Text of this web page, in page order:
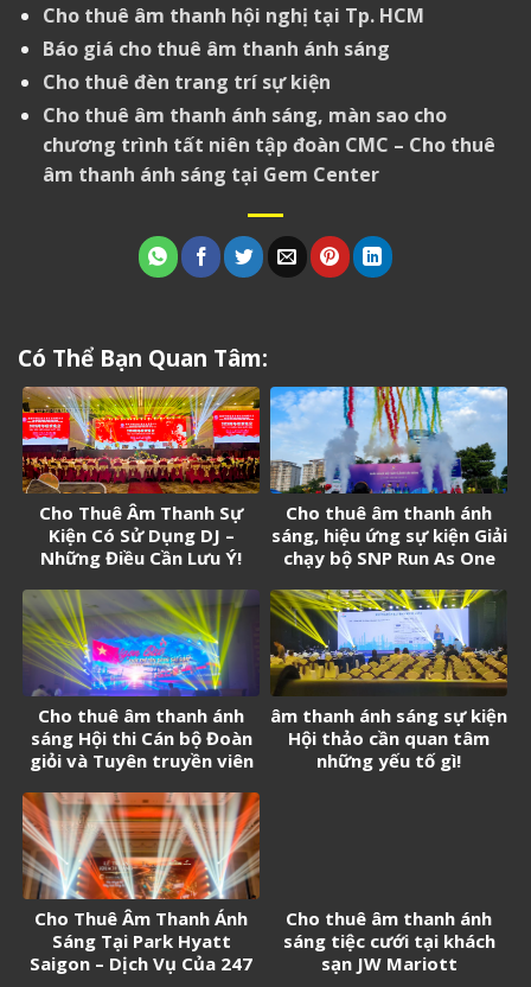
Cho thuê âm thanh hội nghị tại Tp. HCM
Báo giá cho thuê âm thanh ánh sáng
Cho thuê đèn trang trí sự kiện
Cho thuê âm thanh ánh sáng, màn sao cho
chương trình tất niên tập đoàn CMC – Cho thuê
âm thanh ánh sáng tại Gem Center
Có Thể Bạn Quan Tâm:
Cho Thuê Âm Thanh Sự
Kiện Có Sử Dụng DJ –
Những Điều Cần Lưu Ý!
Cho thuê âm thanh ánh
sáng, hiệu ứng sự kiện Giải
chạy bộ SNP Run As One
Cho thuê âm thanh ánh
sáng Hội thi Cán bộ Đoàn
giỏi và Tuyên truyền viên
2026
âm thanh ánh sáng sự kiện
Hội thảo cần quan tâm
những yếu tố gì!
Cho Thuê Âm Thanh Ánh
Sáng Tại Park Hyatt
Saigon – Dịch Vụ Của 247
Cho thuê âm thanh ánh
sáng tiệc cưới tại khách
sạn JW Mariott